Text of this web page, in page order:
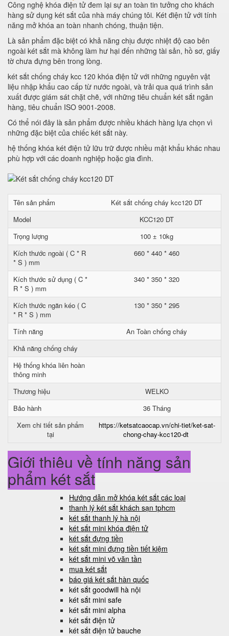
Công nghệ khóa điện tử đem lại sự an toàn tin tưởng cho khách
hàng sử dụng két sắt của nhà máy chúng tôi. Két điện tử với tính
năng mở khóa an toàn nhanh chóng, thuận tiện.
Là sản phẩm đặc biệt có khả năng chịu được nhiệt độ cao bên
ngoài két sắt mà không làm hư hại đến những tài sản, hồ sơ, giấy
tờ chưa đựng bên trong lòng.
két sắt chống cháy kcc 120 khóa điện tử với những nguyên vật
liệu nhập khẩu cao cấp từ nước ngoài, và trải qua quá trình sản
xuất được giám sát chặt chẽ, với những tiêu chuẩn két sắt ngân
hàng, tiêu chuẩn ISO 9001-2008.
Có thể nói đây là sản phẩm được nhiều khách hàng lựa chọn vì
những đặc biệt của chiếc két sắt này.
hệ thống khóa két điện tử lữu trữ được nhiều mật khẩu khác nhau
phù hợp với các doanh nghiệp hoặc gia đình.
Tên sản phẩm
Két sắt chống cháy kcc120 DT
Model
KCC120 DT
Trọng lượng
100 ± 10kg
Kích thước ngoài ( C * R
* S ) mm
660 * 440 * 460
Kích thước sử dụng ( C *
R * S ) mm
340 * 350 * 320
Kích thước ngăn kéo ( C
* R * S ) mm
130 * 350 * 295
Tính năng
An Toàn chống cháy
Khả năng chống cháy
Hệ thống khóa liên hoàn
thông minh
Thương hiệu
WELKO
Bảo hành
36 Tháng
Xem chi tiết sản phẩm
tại
https://ketsatcaocap.vn/chi-tiet/ket-sat-
chong-chay-kcc120-dt
Giới thiệu về tính năng sản
phẩm két sắt
Hướng dẫn mở khóa két sắt các loại
thanh lý két sắt khách sạn tphcm
két sắt thanh lý hà nội
két sắt mini khóa điện tử
két sắt đựng tiền
két sắt mini đựng tiền tiết kiệm
két sắt mini võ văn tần
mua két sắt
báo giá két sắt hàn quốc
két sắt goodwill hà nội
két sắt mini safe
két sắt mini alpha
két sắt điện tử
két sắt điện tử bauche